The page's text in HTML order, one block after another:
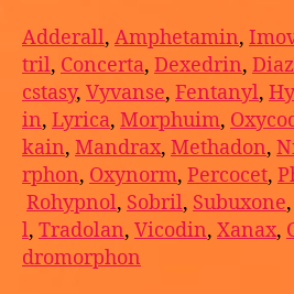
Adderall, Amphetamin,
tril, Concerta, Dexedrin,
cstasy, Vyvanse, Fentanyl,
in, Lyrica, Morphuim,
kain, Mandrax, Methadon,
rphon, Oxynorm, Percocet,
Rohypnol, Sobril, Subuxone,
l, Tradolan, Vicodin, Xanax,
dromorphon